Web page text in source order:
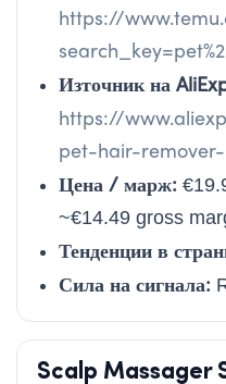
https://
Източник на
https://
pet-hair-
Цена / марж:
~€14.49 gross
Тенденции в
Сила на сигнала:
Scalp Massager